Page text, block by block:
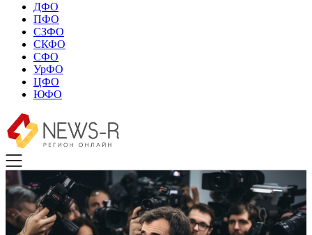
ДФО
ПФО
СЗФО
СКФО
СФО
УрФО
ЦФО
ЮФО